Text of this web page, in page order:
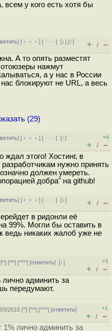
у кого есть хотя бы
] [ ﹢﹢﹢] [ · · ·][↓] [↑]
+ / –
А то опять разместят
нажмут
а у нас в России
блокируют не URL, а весь
(29)
] [ ﹢﹢﹢] [ · · ·][↑]
+4
+ / –
ждал этого! Хостинг, в
нужно принять
должен умереть.
добра" на github!
] [ ﹢﹢﹢] [ · · ·][↓]
+ / –
в ридонли её
99%. Могли бы оставить в
ведь никаких жалоб уже не
^] [^^] [^^^] [ответить][↓]
+1
+ / –
админить за
передумают.
2015 [^] [^^] [^^^] [ответить]
+1
+ / –
лично админить за